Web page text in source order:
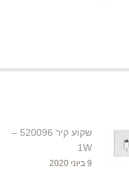
שקוע קיר 520096 –
1W
9 ביוני 2020